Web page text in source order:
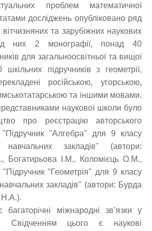
проблем математичної
досліджень опубліковано ряд
та зарубіжних наукових
них 2 монографії, понад 40
для загальноосвітньої та вищої
підручників з геометрії,
російською, угорською,
та іншими мовами.
наукової школи було
про реєстрацію авторського
"Алгебра" для 9 класу
навчальних закладів" (автори:
Богатирьова І.М., Коломієць О.М.,
"Геометрія"для 9 класу
навчальних закладів" (автори: Бурда
Н.А.).
багаторічні міжнародні зв’язки у
Свідченням цього є наукові